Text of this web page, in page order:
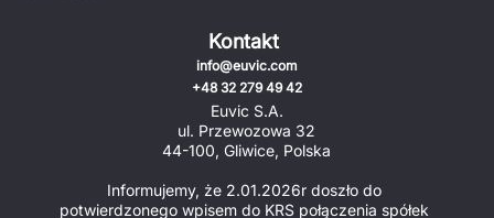
Kontakt
info@euvic.com
+48 32 279 49 42
Euvic S.A.
ul. Przewozowa 32
44-100, Gliwice, Polska
Informujemy, że 2.01.2026r doszło do